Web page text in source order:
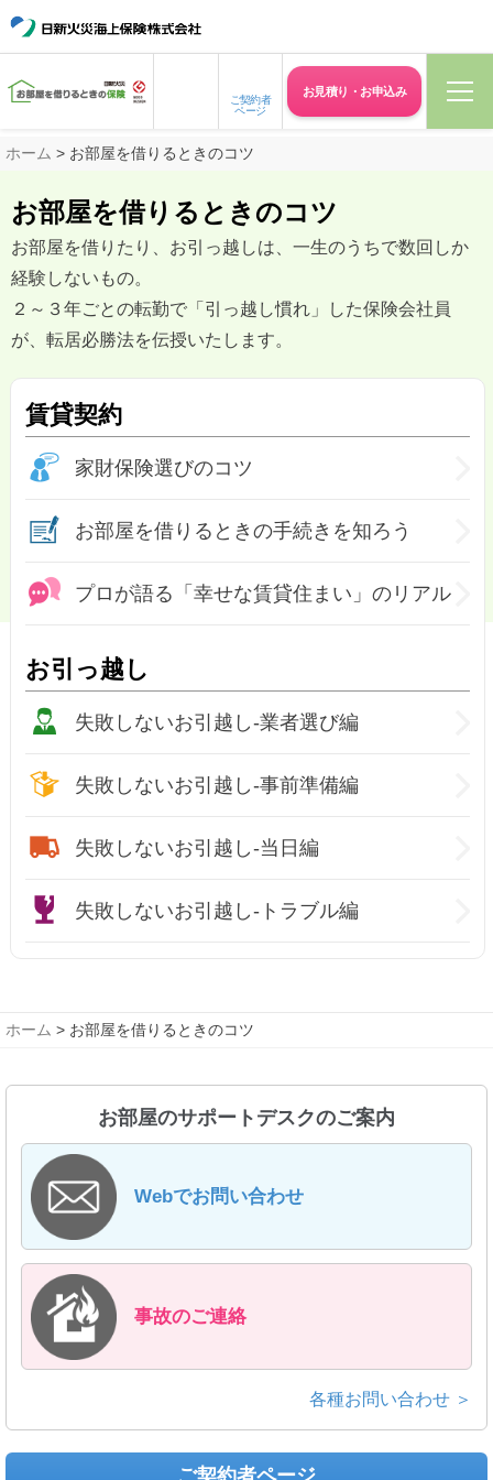
ご契約者
ページ
お見積り・ お申込み
ホーム > お部屋を借りるときのコツ
お部屋を借りるときのコツ
お部屋を借りたり、お引っ越しは、一生のうちで数回しか
経験しないもの。
２～３年ごとの転勤で「引っ越し慣れ」した保険会社員
が、転居必勝法を伝授いたします。
賃貸契約
家財保険選びのコツ
お部屋を借りるときの手続きを知ろう
プロが語る「幸せな賃貸住まい」のリアル
お引っ越し
失敗しないお引越し-業者選び編
失敗しないお引越し-事前準備編
失敗しないお引越し-当日編
失敗しないお引越し-トラブル編
ホーム > お部屋を借りるときのコツ
お部屋のサポートデスクのご案内
Webでお問い合わせ
事故のご連絡
各種お問い合わせ ＞
ご契約者ページ